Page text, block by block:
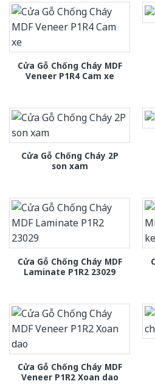
Cửa Gỗ Chống Cháy MDF
Veneer P1R4 Cam xe
Cửa Gỗ Chống Cháy 2P
son xam
Cửa Gỗ Chống Cháy MDF
Laminate P1R2 23029
Cửa Gỗ Chống Cháy MDF
Veneer P1R2 Xoan dao